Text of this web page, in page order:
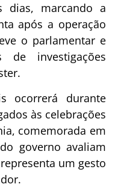
dias, marcando a
após a operação
o parlamentar e
de investigações
ocorrerá durante
às celebrações
comemorada em
governo avaliam
um gesto